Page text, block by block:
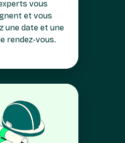
vous
et vous
une date et une
rendez-vous.